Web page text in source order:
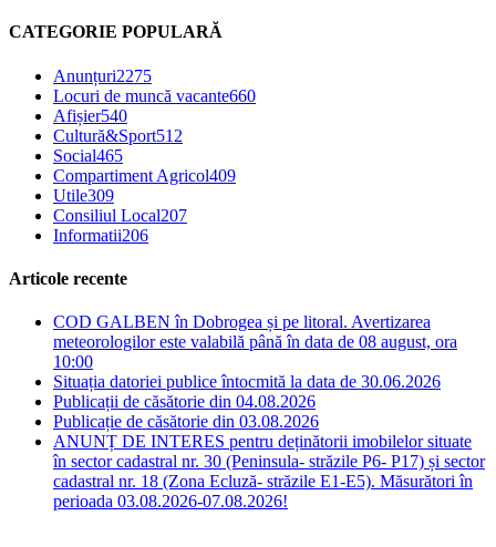
CATEGORIE POPULARĂ
Anunțuri2275
Locuri de muncă vacante660
Afișier540
Cultură&Sport512
Social465
Compartiment Agricol409
Utile309
Consiliul Local207
Informatii206
Articole recente
COD GALBEN în Dobrogea și pe litoral. Avertizarea
meteorologilor este valabilă până în data de 08 august, ora
10:00
Situația datoriei publice întocmită la data de 30.06.2026
Publicații de căsătorie din 04.08.2026
Publicație de căsătorie din 03.08.2026
ANUNȚ DE INTERES pentru deținătorii imobilelor situate
în sector cadastral nr. 30 (Peninsula- străzile P6- P17) și sector
cadastral nr. 18 (Zona Ecluză- străzile E1-E5). Măsurători în
perioada 03.08.2026-07.08.2026!